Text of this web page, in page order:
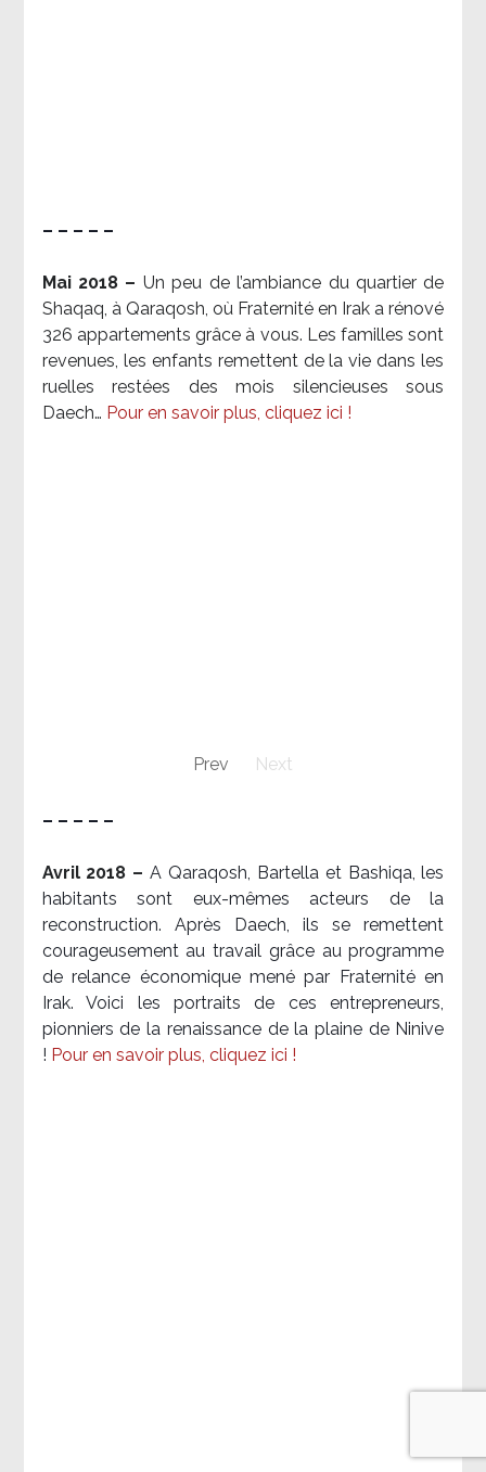
– – – – –
Mai 2018 – Un peu de l’ambiance du quartier de
Shaqaq, à Qaraqosh, où Fraternité en Irak a rénové
326 appartements grâce à vous. Les familles sont
revenues, les enfants remettent de la vie dans les
ruelles restées des mois silencieuses sous
Daech… Pour en savoir plus, cliquez ici !
Prev Next
– – – – –
Avril 2018 –A Qaraqosh, Bartella et Bashiqa, les
habitants sont eux-mêmes acteurs de la
reconstruction. Après Daech, ils se remettent
courageusement au travail grâce au programme
de relance économique mené par Fraternité en
Irak. Voici les portraits de ces entrepreneurs,
pionniers de la renaissance de la plaine de Ninive
! Pour en savoir plus, cliquez ici !